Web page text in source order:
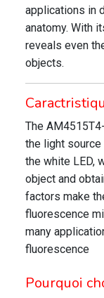
applications in
anatomy. With
reveals even
objects.
The
the light
the white LED,
object and
factors make
fluorescence
many
fluorescence
Pourquoi